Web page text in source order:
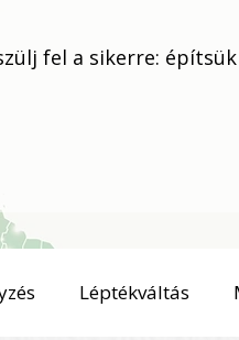
fel a sikerre:
Léptékváltás